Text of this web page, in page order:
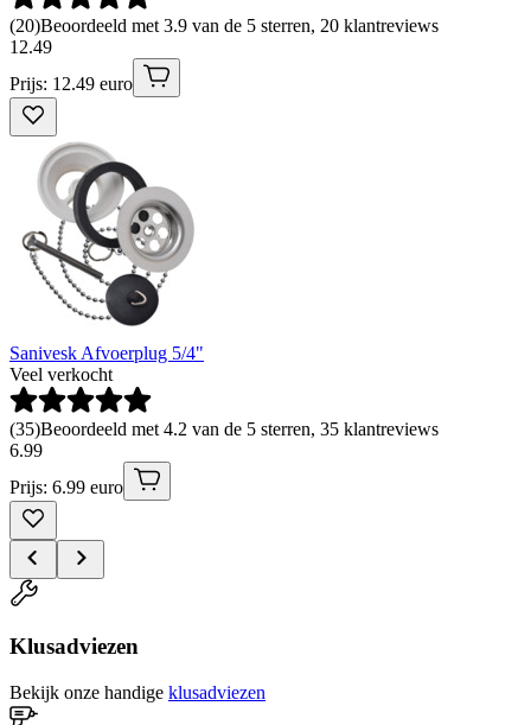
(20)Beoordeeld met 3.9 van de 5 sterren, 20 klantreviews
12.49
Prijs: 12.49 euro
Sanivesk Afvoerplug 5/4"
Veel verkocht
(35)Beoordeeld met 4.2 van de 5 sterren, 35 klantreviews
6.99
Prijs: 6.99 euro
Klusadviezen
Bekijk onze handige klusadviezen